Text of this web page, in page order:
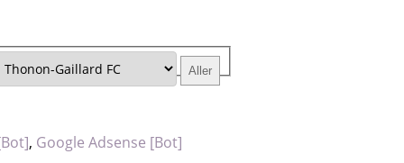
, Google Adsense [Bot]